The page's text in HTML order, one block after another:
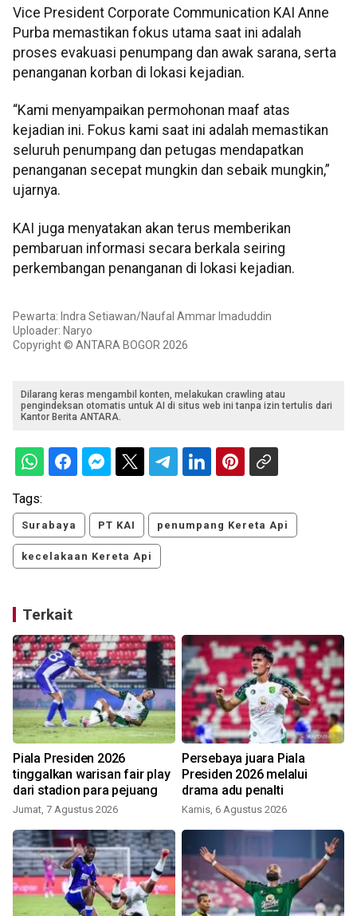
Vice President Corporate Communication KAI Anne
Purba memastikan fokus utama saat ini adalah
proses evakuasi penumpang dan awak sarana, serta
penanganan korban di lokasi kejadian.
“Kami menyampaikan permohonan maaf atas
kejadian ini. Fokus kami saat ini adalah memastikan
seluruh penumpang dan petugas mendapatkan
penanganan secepat mungkin dan sebaik mungkin,”
ujarnya.
KAI juga menyatakan akan terus memberikan
pembaruan informasi secara berkala seiring
perkembangan penanganan di lokasi kejadian.
Pewarta: Indra Setiawan/Naufal Ammar Imaduddin
Uploader: Naryo
Copyright © ANTARA BOGOR 2026
Dilarang keras mengambil konten, melakukan crawling atau
pengindeksan otomatis untuk AI di situs web ini tanpa izin tertulis dari
Kantor Berita ANTARA.
Tags:
Surabaya PT KAI penumpang Kereta Api
kecelakaan Kereta Api
Terkait
Piala Presiden 2026
tinggalkan warisan fair play
dari stadion para pejuang
Jumat, 7 Agustus 2026
Persebaya juara Piala
Presiden 2026 melalui
drama adu penalti
Kamis, 6 Agustus 2026